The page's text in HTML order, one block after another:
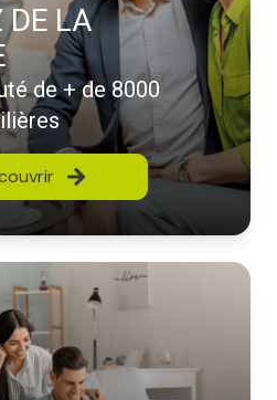
DE LA
de + de 8000